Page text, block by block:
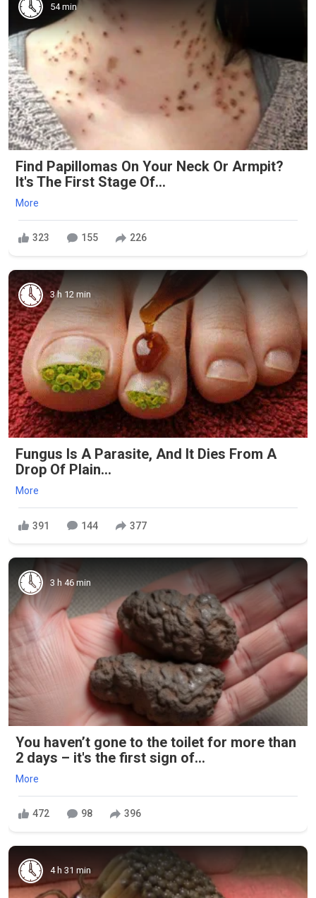
54 min
Find Papillomas On Your Neck Or Armpit?
It's The First Stage Of...
More
323 155 226
3 h 12 min
Fungus Is A Parasite, And It Dies From A
Drop Of Plain...
More
391 144 377
3 h 46 min
You haven’t gone to the toilet for more than
2 days – it's the first sign of...
More
472 98 396
4 h 31 min